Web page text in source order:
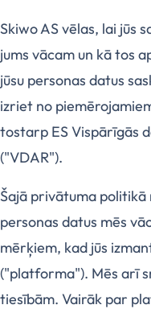
Skiwo AS vēlas, lai jūs
jums vācam un kā tos
jūsu personas datus
izriet no
tostarp ES Vispārīgās
("VDAR").
Šajā privātuma politikā
personas datus mēs
mērķiem, kad jūs
("platforma"). Mēs arī
tiesībām. Vairāk par